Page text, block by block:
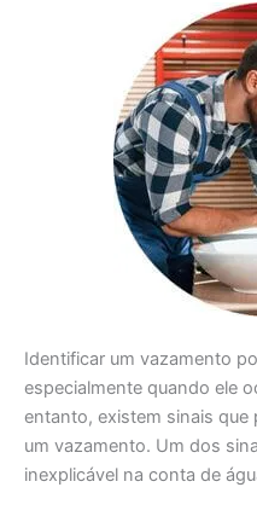
Identificar um vazamento
especialmente quando ele
entanto, existem sinais que
um vazamento. Um dos
inexplicável na conta de